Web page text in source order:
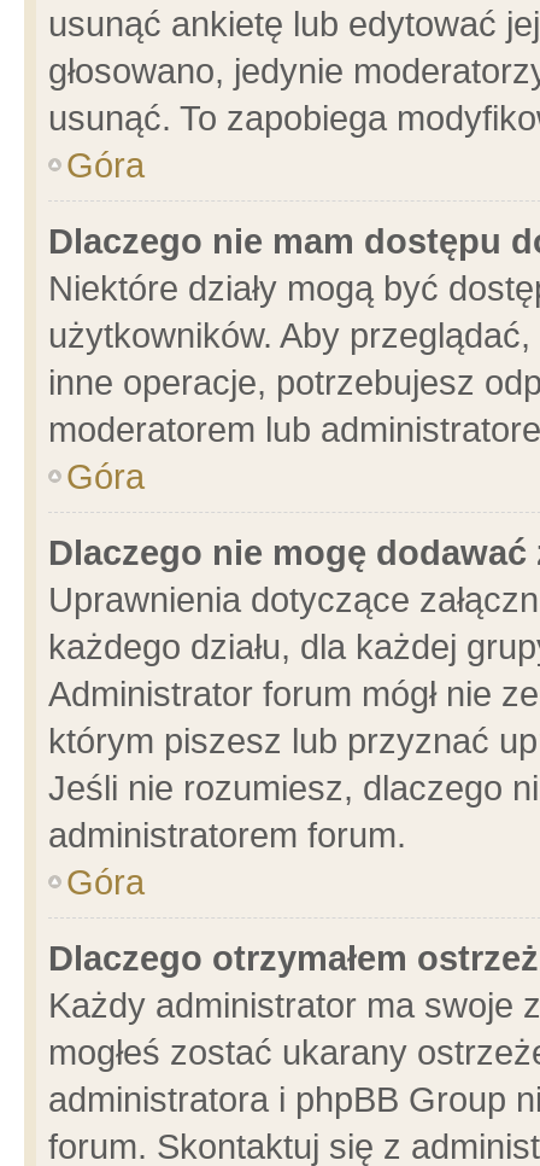
usunąć ankietę lub edytować
głosowano, jedynie
usunąć. To zapobiega
Góra
Dlaczego nie mam dostępu
Niektóre działy mogą być
użytkowników. Aby
inne operacje, potrzebujesz
moderatorem lub
Góra
Dlaczego nie mogę dodawać
Uprawnienia dotyczące
każdego działu, dla każdej
Administrator forum mógł nie
którym piszesz lub przyznać
Jeśli nie rozumiesz, dlaczego
administratorem forum.
Góra
Dlaczego otrzymałem
Każdy administrator ma swoje
mogłeś zostać ukarany
administratora i phpBB Group
forum. Skontaktuj się z